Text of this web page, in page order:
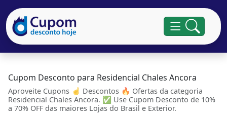
Cupom Desconto para Residencial Chales Ancora
Aproveite Cupons ☝ Descontos 🔥 Ofertas da categoria
Residencial Chales Ancora. ✅ Use Cupom Desconto de 10%
a 70% OFF das maiores Lojas do Brasil e Exterior.